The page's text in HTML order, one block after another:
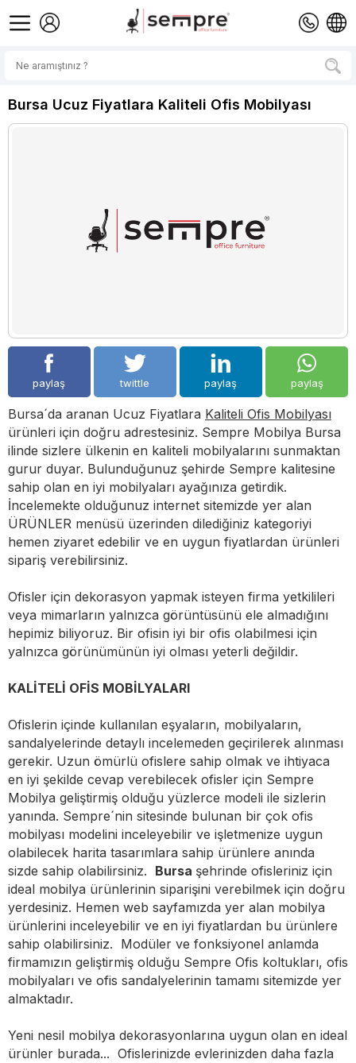
Bursa Ucuz Fiyatlara Kaliteli Ofis Mobilyası
paylaş twittle paylaş paylaş
Bursa´da aranan Ucuz Fiyatlara Kaliteli Ofis Mobilyası
ürünleri için doğru adrestesiniz. Sempre Mobilya Bursa
ilinde sizlere ülkenin en kaliteli mobilyalarını sunmaktan
gurur duyar. Bulunduğunuz şehirde Sempre kalitesine
sahip olan en iyi mobilyaları ayağınıza getirdik.
İncelemekte olduğunuz internet sitemizde yer alan
ÜRÜNLER menüsü üzerinden dilediğiniz kategoriyi
hemen ziyaret edebilir ve en uygun fiyatlardan ürünleri
sipariş verebilirsiniz.
Ofisler için dekorasyon yapmak isteyen firma yetkilileri
veya mimarların yalnızca görüntüsünü ele almadığını
hepimiz biliyoruz. Bir ofisin iyi bir ofis olabilmesi için
yalnızca görünümünün iyi olması yeterli değildir.
KALİTELİ OFİS MOBİLYALARI
Ofislerin içinde kullanılan eşyaların, mobilyaların,
sandalyelerinde detaylı incelemeden geçirilerek alınması
gerekir. Uzun ömürlü ofislere sahip olmak ve ihtiyaca
en iyi şekilde cevap verebilecek ofisler için Sempre
Mobilya geliştirmiş olduğu yüzlerce modeli ile sizlerin
yanında. Sempre´nin sitesinde bulunan bir çok ofis
mobilyası modelini inceleyebilir ve işletmenize uygun
olabilecek harita tasarımlara sahip ürünlere anında
sizde sahip olabilirsiniz. Bursa şehrinde ofisleriniz için
ideal mobilya ürünlerinin siparişini verebilmek için doğru
yerdesiniz. Hemen web sayfamızda yer alan mobilya
ürünlerini inceleyebilir ve en iyi fiyatlardan bu ürünlere
sahip olabilirsiniz. Modüler ve fonksiyonel anlamda
firmamızın geliştirmiş olduğu Sempre Ofis koltukları, ofis
mobilyaları ve ofis sandalyelerinin tamamı sitemizde yer
almaktadır.
Yeni nesil mobilya dekorasyonlarına uygun olan en ideal
ürünler burada... Ofislerinizde evlerinizden daha fazla